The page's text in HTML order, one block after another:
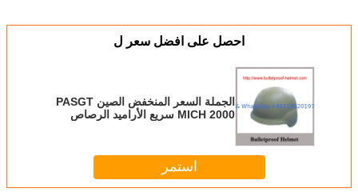
احصل على افضل سعر ل
الجملة السعر المنخفض الصين PASGT
MICH 2000 سريع الأراميد الرصاص
استمر